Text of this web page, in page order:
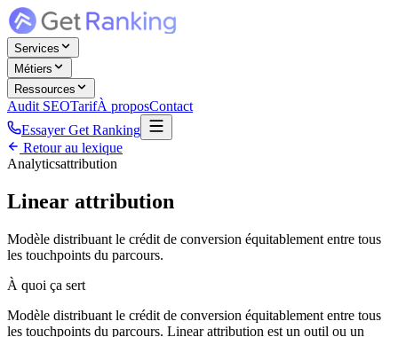
Services
Métiers
Ressources
Audit SEOTarifÀ proposContact
Essayer Get Ranking
Retour au lexique
Analyticsattribution
Linear attribution
Modèle distribuant le crédit de conversion équitablement entre tous
les touchpoints du parcours.
À quoi ça sert
Modèle distribuant le crédit de conversion équitablement entre tous
les touchpoints du parcours. Linear attribution est un outil ou un